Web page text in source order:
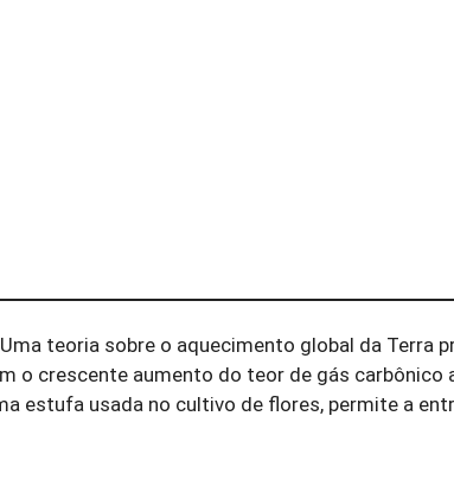
teoria sobre o aquecimento global da Terra
o crescente aumento do teor de gás
estufa usada no cultivo de flores, permite a